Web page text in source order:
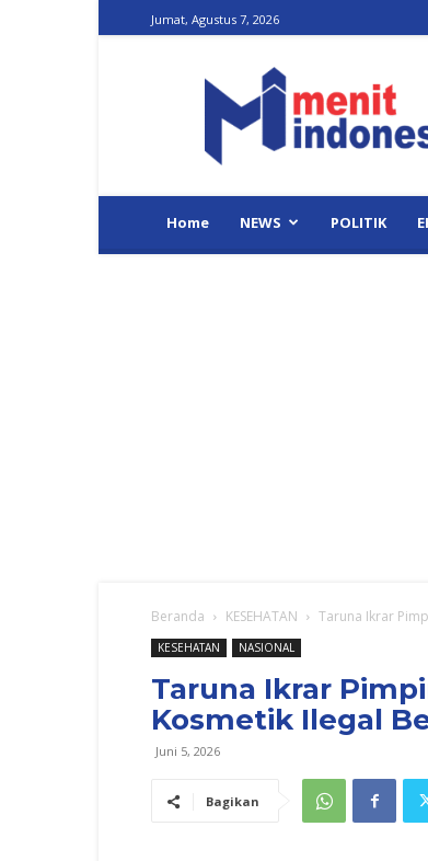
Jumat, Agustus 7, 2026
Indonesia
Home NEWS POLITIK
Beranda KESEHATAN Taruna Ikrar
KESEHATAN NASIONAL
Taruna Ikrar
Kosmetik Ilegal
Juni 5, 2026
Bagikan